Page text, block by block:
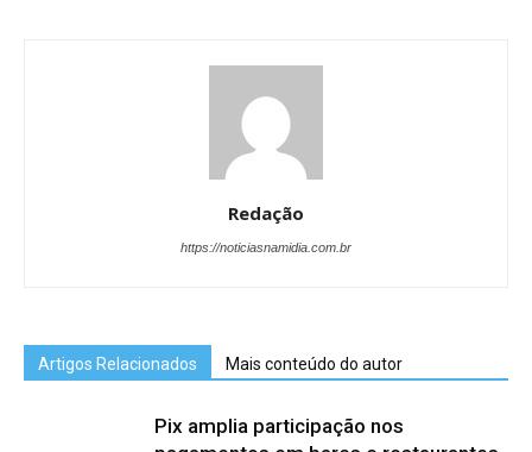
Redação
https://noticiasnamidia.com.br
Artigos Relacionados Mais conteúdo do autor
Pix amplia participação nos